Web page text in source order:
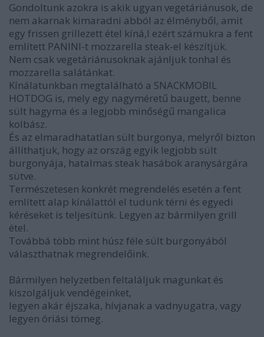
Gondoltunk azokra is akik ugyan vegetáriánusok, de
nem akarnak kimaradni abból az élményből, amit
egy frissen grillezett étel kíná,l ezért számukra a fent
említett PANINI-t mozzarella steak-el készítjük.
Nem csak vegetáriánusoknak ajánljuk tonhal és
mozzarella salátánkat.
Kínálatunkban megtalálható a SNACKMOBIL
HOTDOG is, mely egy nagyméretű baugett, benne
sült hagyma és a legjobb minőségű mangalica
kolbász.
És az elmaradhatatlan sült burgonya, melyről bizton
állíthatjuk, hogy az ország egyik legjobb sült
burgonyája, hatalmas steak hasábok aranysárgára
sütve.
Természetesen konkrét megrendelés esetén a fent
említett alap kínálattól el tudunk térni és egyedi
kéréseket is teljesítünk. Legyen az bármilyen grill
étel.
Továbbá több mint húsz féle sült burgonyából
választhatnak megrendelőink.
Bármilyen helyzetben feltaláljuk magunkat és
kiszolgáljuk vendégeinket,
legyen akár éjszaka, hívjanak a vadnyugatra, vagy
legyen óriási tömeg.